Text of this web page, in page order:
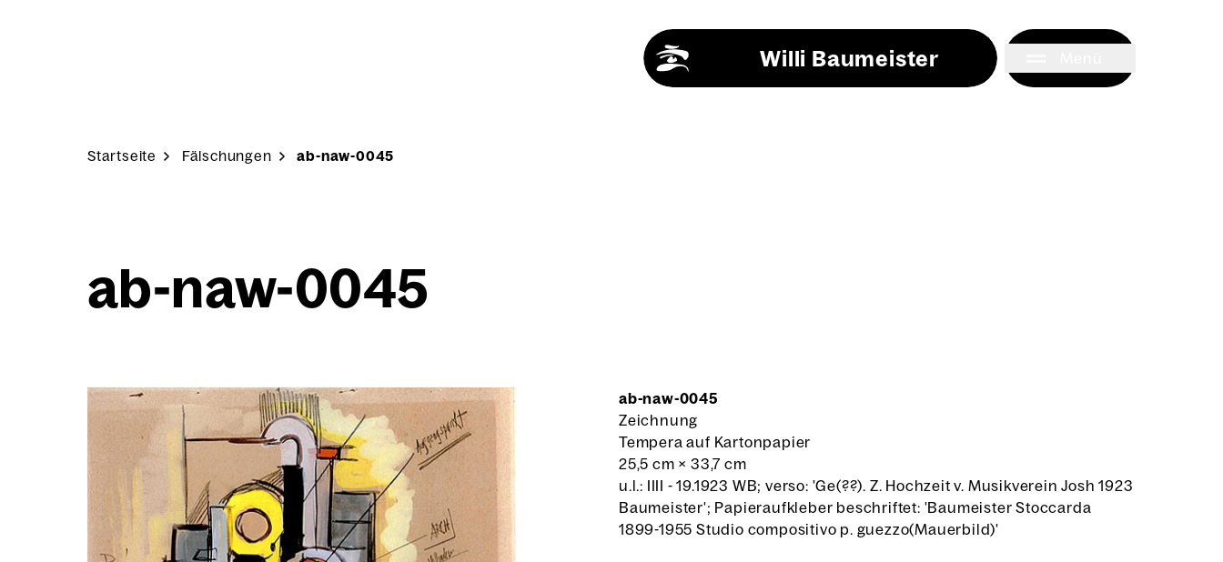
Willi Baumeister
Start­sei­te Fäl­schun­gen ab-naw-0045
ab-naw-0045
ab-naw-0045
Zeichnung
Tempera auf Kartonpapier
25,5 cm × 33,7 cm
u.l.: IIII - 19.1923 WB; verso: 'Ge(??). Z. Hochzeit v. Musikverein Josh 1923
Baumeister'; Papieraufkleber beschriftet: 'Baumeister Stoccarda
1899-1955 Studio compositivo p. guezzo(Mauerbild)'